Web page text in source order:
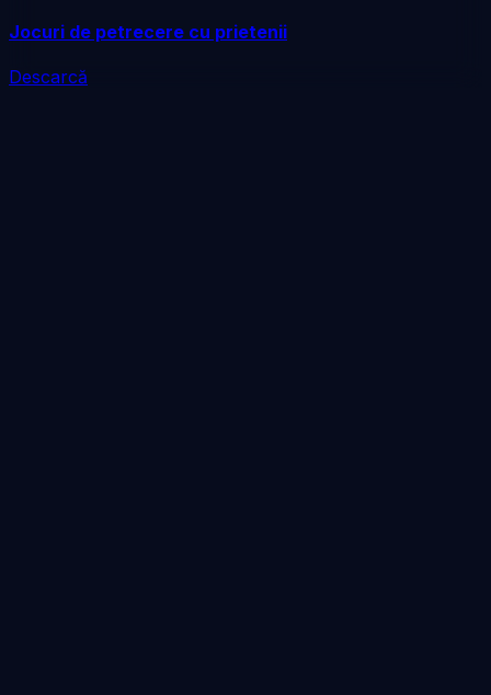
Jocuri de petrecere cu prietenii
Descarcă